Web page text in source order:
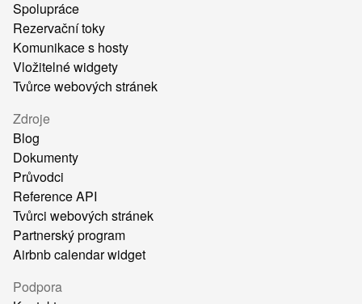
Spolupráce
Rezervační toky
Komunikace s hosty
Vložitelné widgety
Tvůrce webových stránek
Zdroje
Blog
Dokumenty
Průvodci
Reference API
Tvůrci webových stránek
Partnerský program
Airbnb calendar widget
Podpora